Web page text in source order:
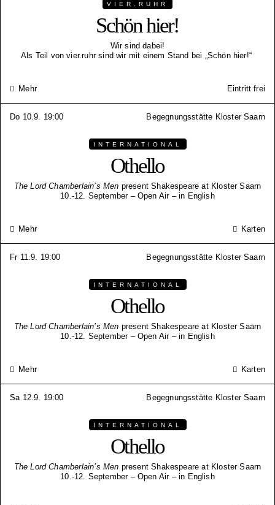
VIER.RUHR
Schön hier!
Wir sind dabei!
Als Teil von vier.ruhr sind wir mit einem Stand bei „Schön hier!“
Mehr Eintritt frei
Do 10.9. 19:00 Begegnungsstätte Kloster Saarn
INTERNATIONAL
Othello
The Lord Chamberlain’s Men present Shakespeare at Kloster Saarn
10.-12. September – Open Air – in English
Mehr Karten
Fr 11.9. 19:00 Begegnungsstätte Kloster Saarn
INTERNATIONAL
Othello
The Lord Chamberlain’s Men present Shakespeare at Kloster Saarn
10.-12. September – Open Air – in English
Mehr Karten
Sa 12.9. 19:00 Begegnungsstätte Kloster Saarn
INTERNATIONAL
Othello
The Lord Chamberlain’s Men present Shakespeare at Kloster Saarn
10.-12. September – Open Air – in English